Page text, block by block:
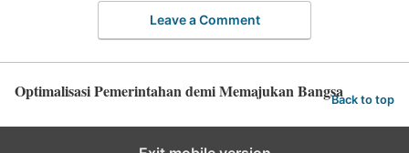
Leave a Comment
Optimalisasi Pemerintahan demi Memajukan BangsaBack to top